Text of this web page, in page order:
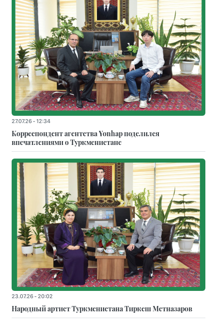
27.07.26 - 12:34
Корреспондент агентства Yonhap поделился
впечатлениями о Туркменистане
23.07.26 - 20:02
Народный артист Туркменистана Тиркеш Мeтназаров